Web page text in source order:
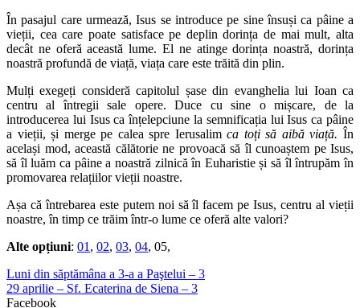
În pasajul care urmează, Isus se introduce pe sine însuși ca pâine a
vieții, cea care poate satisface pe deplin dorința de mai mult, alta
decât ne oferă această lume. El ne atinge dorința noastră, dorința
noastră profundă de viață, viața care este trăită din plin.
Mulți exegeți consideră capitolul șase din evanghelia lui Ioan ca
centru al întregii sale opere. Duce cu sine o mișcare, de la
introducerea lui Isus ca înțelepciune la semnificația lui Isus ca pâine
a vieții, și merge pe calea spre Ierusalimca toți să aibă viață. În
același mod, această călătorie ne provoacă să îl cunoaștem pe Isus,
să îl luăm ca pâine a noastră zilnică în Euharistie și să îl întrupăm în
promovarea relațiilor vieții noastre.
Așa că întrebarea este putem noi să îl facem pe Isus, centru al vieții
noastre, în timp ce trăim într-o lume ce oferă alte valori?
Alte opțiuni: 01 , 02, 03, 04, 05,
Luni din săptămâna a 3-a a Paştelui – 3
29 aprilie – Sf. Ecaterina de Siena – 3
Facebook